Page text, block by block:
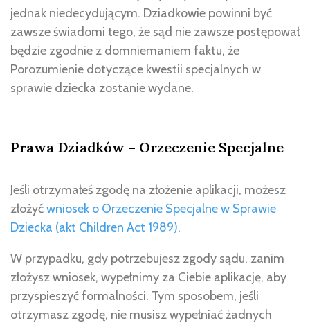
jednak niedecydującym. Dziadkowie powinni być
zawsze świadomi tego, że sąd nie zawsze postępował
będzie zgodnie z domniemaniem faktu, że
Porozumienie dotyczące kwestii specjalnych w
sprawie dziecka zostanie wydane.
Prawa Dziadków – Orzeczenie Specjalne
Jeśli otrzymałeś zgodę na złożenie aplikacji, możesz
złożyćwniosek o Orzeczenie Specjalne w Sprawie
Dziecka (akt Children Act 1989).
W przypadku, gdy potrzebujesz zgody sądu, zanim
złożysz wniosek, wypełnimy za Ciebie aplikację, aby
przyspieszyć formalności. Tym sposobem, jeśli
otrzymasz zgodę, nie musisz wypełniać żadnych